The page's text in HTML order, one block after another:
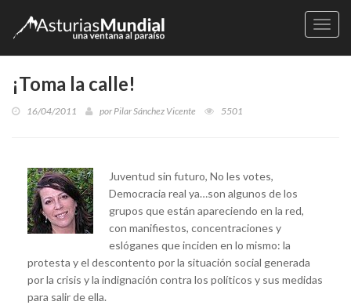
¡Toma la calle!
16/04/2011 porPilar Sánchez Vicente 5501
Juventud sin futuro, No les votes,
Democracia real ya…son algunos de los
grupos que están apareciendo en la red,
con manifiestos, concentraciones y
eslóganes que inciden en lo mismo: la
protesta y el descontento por la situación social generada
por la crisis y la indignación contra los políticos y sus medidas
para salir de ella.